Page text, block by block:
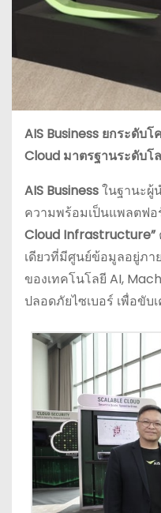
AIS Business ยกระดับ
Cloud มาตรฐานระดับ
AIS Businessในฐานะผู้
ความพร้อมเป็นแพลตฟอ
Cloud Infrastructure”
เดียวที่มีศูนย์ข้อมูลอยู่ภา
ของเทคโนโลยี AI,
ปลอดภัยไซเบอร์ เพื่อขั